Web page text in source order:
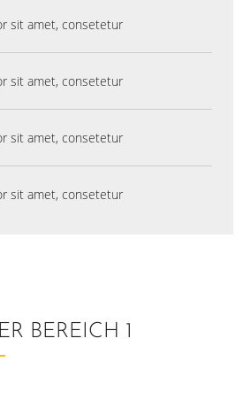
sit amet, consetetur
sit amet, consetetur
sit amet, consetetur
sit amet, consetetur
BEREICH 1